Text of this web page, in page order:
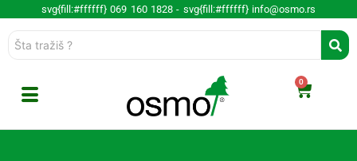
svg{fill:#ffffff} 069 160 1828 - svg{fill:#ffffff} info@osmo.rs
0